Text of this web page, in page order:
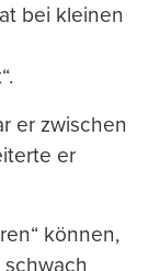
bei kleinen
er zwischen
er
können,